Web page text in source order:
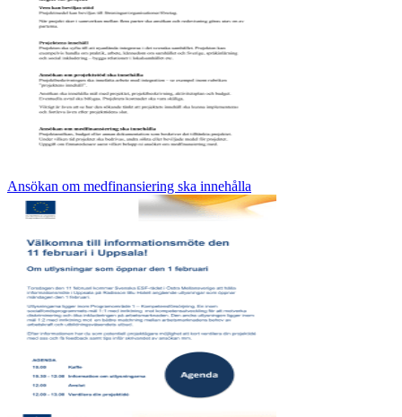
Ansökan om medfinansiering ska innehålla